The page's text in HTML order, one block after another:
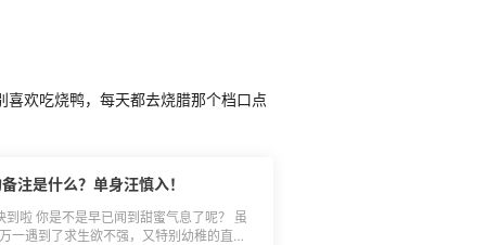
欢吃烧鸭，每天都去烧腊那个档口点
注是什么？单身汪慎入！
啦 你是不是早已闻到甜蜜气息了呢？ 虽
一遇到了求生欲不强，又特别幼稚的直男